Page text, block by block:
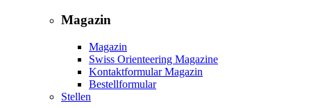
Magazin
Magazin
Swiss Orienteering Magazine
Kontaktformular Magazin
Bestellformular
Stellen